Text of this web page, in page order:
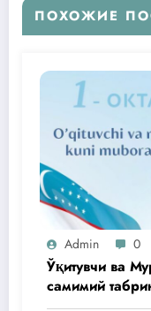
ПОХОЖИЕ
Admin 0
Ўқитувчи ва
самимий